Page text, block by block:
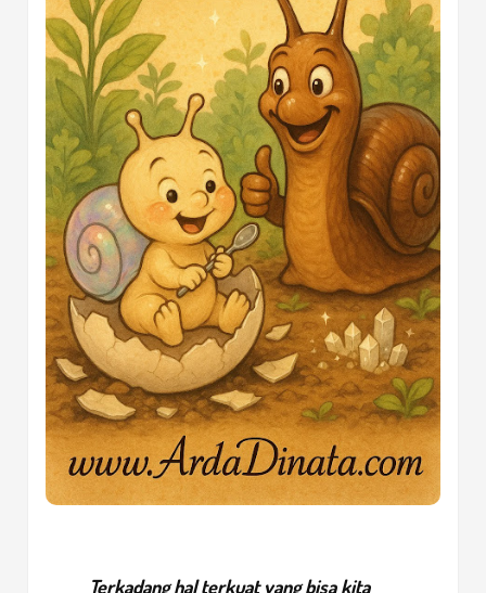
Terkadang hal terkuat yang bisa kita